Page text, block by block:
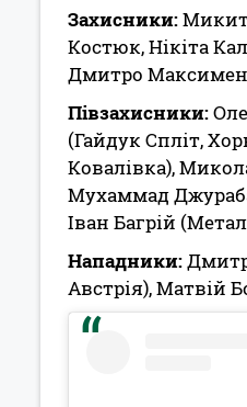
Захисники:
Костюк, Нікіта
Дмитро
Півзахисники:
(Гайдук Спліт,
Ковалівка),
Мухаммад
Іван Багрій
Нападники:
Австрія), Матвій